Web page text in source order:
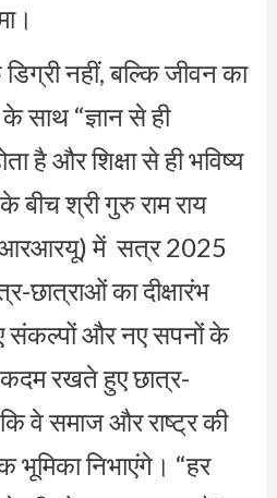
डिग्री नहीं, बल्कि जीवन का
साथ “ज्ञान से ही
है और शिक्षा से ही भविष्य
श्री गुरु राम राय
में सत्र 2025
छात्राओं का दीक्षारंभ
संकल्पों और नए सपनों के
कदम रखते हुए छात्र-
वे समाज और राष्ट्र की
भूमिका निभाएंगे। “हर